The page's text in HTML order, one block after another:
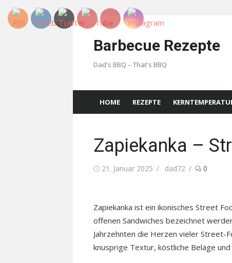
Skip
Barbecue Rezepte
Dad's BBQ – That's BBQ
HOME REZEPTE
Zapiekanka –
Posted
21. Januar 2025 Author
dad72 0
Zapiekanka ist ein ikonisches Street
offenen Sandwiches bezeichnet
Jahrzehnten die Herzen vieler Street-
knusprige Textur, köstliche Beläge